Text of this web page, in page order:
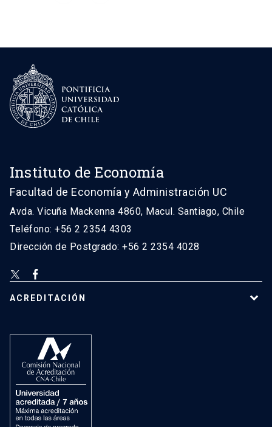
Instituto de Economía
Facultad de Economía y Administración UC
Avda. Vicuña Mackenna 4860, Macul. Santiago, Chile
Teléfono: +56 2 2354 4303
Dirección de Postgrado: +56 2 2354 4028
ACREDITACIÓN